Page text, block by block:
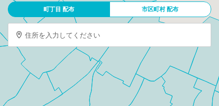
テ
ン
グ
町丁目 配布 市区町村 配布
住所を入力してください